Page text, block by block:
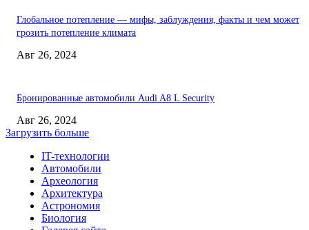
Глобальное потепление — мифы, заблуждения, факты и чем может
грозить потепление климата
Авг 26, 2024
Бронированные автомобили Audi A8 L Security
Авг 26, 2024
Загрузить больше
IT-технологии
Автомобили
Археология
Архитектура
Астрономия
Биология